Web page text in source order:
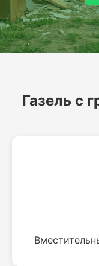
Газель с